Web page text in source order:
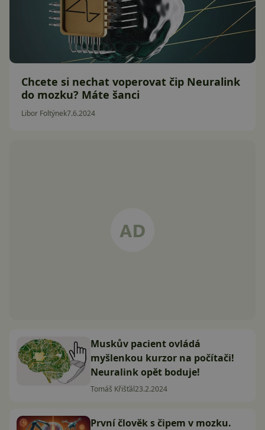
Chcete si nechat voperovat čip Neuralink
do mozku? Máte šanci
Libor Foltýnek7.6.2024
Muskův pacient ovládá
myšlenkou kurzor na počítači!
Neuralink opět boduje!
Tomáš Křišťál23.2.2024
První člověk s čipem v mozku.